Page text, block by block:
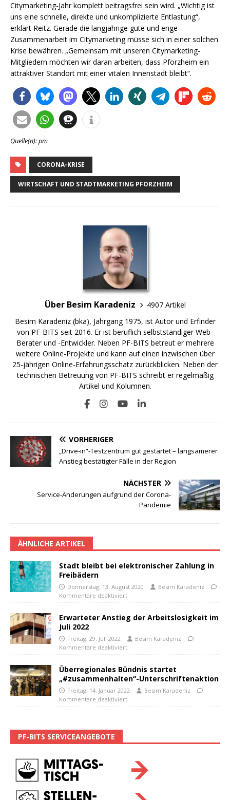
Citymarketing-Jahr komplett beitragsfrei sein wird. „Wichtig ist
uns eine schnelle, direkte und unkomplizierte Entlastung“,
erklärt Reitz. Gerade die langjährige gute und enge
Zusammenarbeit im Citymarketing müsse sich in einer solchen
Krise bewähren. „Gemeinsam mit unseren Citymarketing-
Mitgliedern möchten wir daran arbeiten, dass Pforzheim ein
attraktiver Standort mit einer vitalen Innenstadt bleibt“.
Quelle(n): pm
CORONA-KRISE
WIRTSCHAFT UND STADTMARKETING PFORZHEIM
Über Besim Karadeniz
4907 Artikel
Besim Karadeniz (bka), Jahrgang 1975, ist Autor und Erfinder
von PF-BITS seit 2016. Er ist beruflich selbstständiger Web-
Berater und -Entwickler. Neben PF-BITS betreut er mehrere
weitere Online-Projekte und kann auf einen inzwischen über
25-jährigen Online-Erfahrungsschatz zurückblicken. Neben der
technischen Betreuung von PF-BITS schreibt er regelmäßig
Artikel und Kolumnen.
VORHERIGER
„Drive-in“-Testzentrum gut gestartet – langsamerer
Anstieg bestätigter Fälle in der Region
NÄCHSTER
Service-Änderungen aufgrund der Corona-
Pandemie
ÄHNLICHE ARTIKEL
Stadt bleibt bei elektronischer Zahlung in
Freibädern
Donnerstag, 13. August 2020
Besim Karadeniz
Kommentare deaktiviert
Erwarteter Anstieg der Arbeitslosigkeit im
Juli 2022
Freitag, 29. Juli 2022
Besim Karadeniz
Kommentare deaktiviert
Überregionales Bündnis startet
„#zusammenhalten“-Unterschriftenaktion
Freitag, 14. Januar 2022
Besim Karadeniz
Kommentare deaktiviert
PF-BITS SERVICEANGEBOTE